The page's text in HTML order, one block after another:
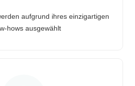
aufgrund ihres einzigartigen
hows ausgewählt